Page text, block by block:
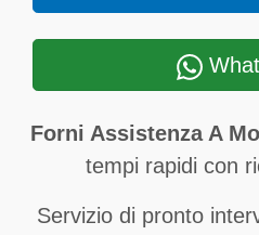
Forni Assistenza A
tempi rapidi con
Servizio di pronto